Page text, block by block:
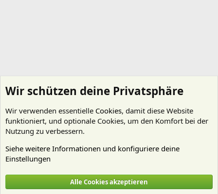
Cookies
Deutsch (Du)
Wir schützen deine Privatsphäre
Wir verwenden essentielle Cookies, damit diese Website
funktioniert, und optionale Cookies, um den Komfort bei der
Nutzung zu verbessern.
Siehe weitere Informationen und konfiguriere deine
Einstellungen
Alle Cookies akzeptieren